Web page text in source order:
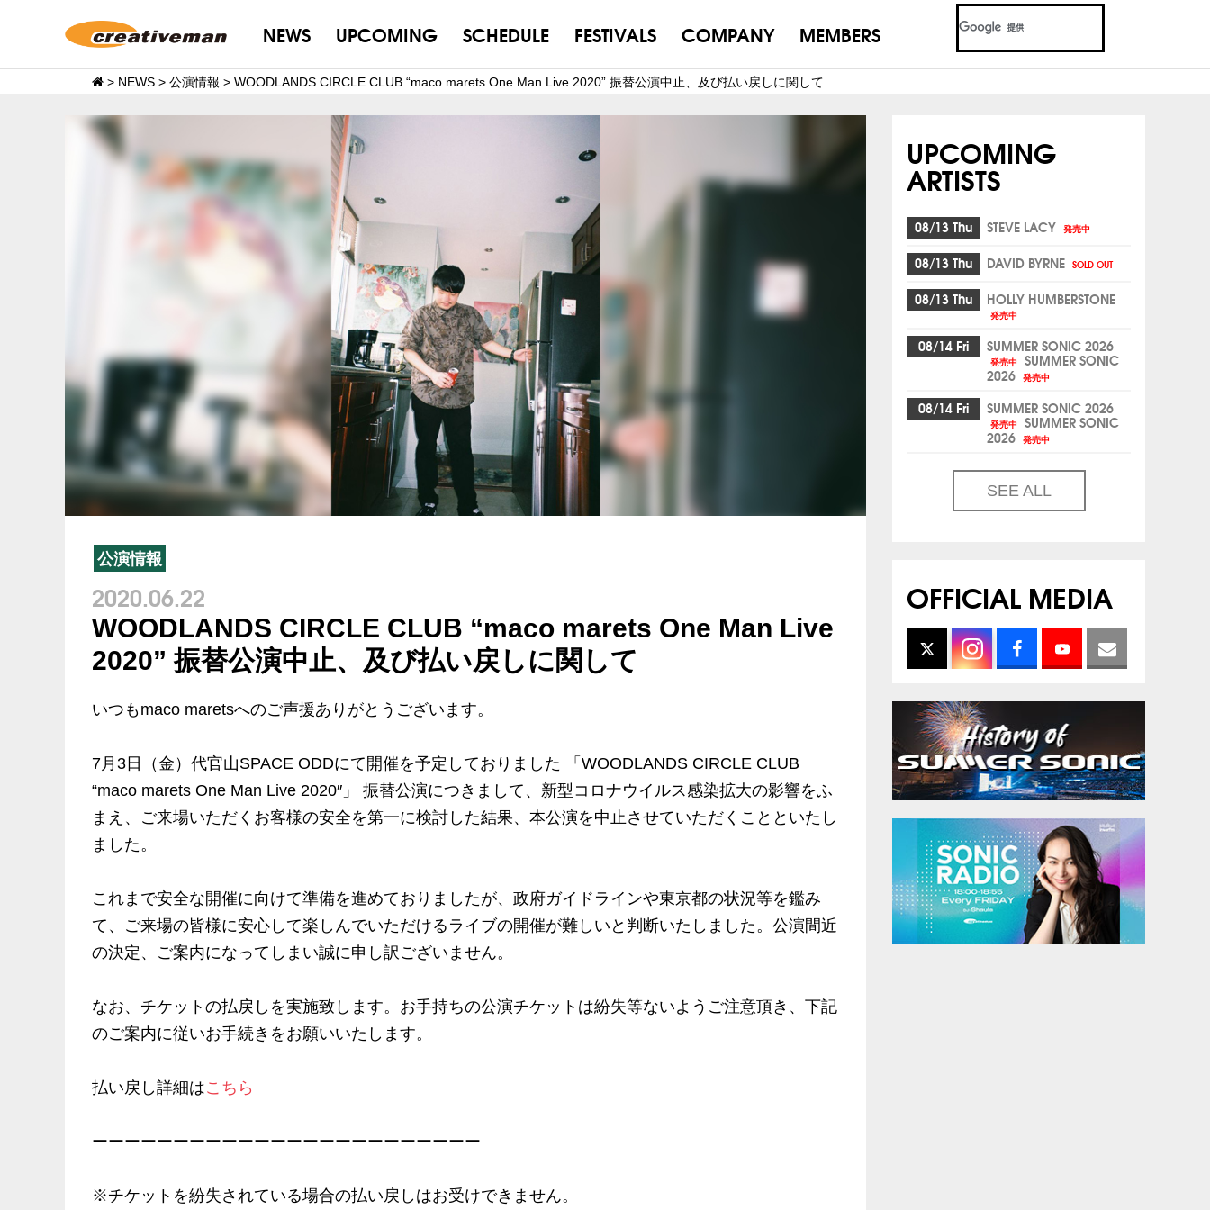
NEWS UPCOMING SCHEDULE FESTIVALS COMPANY MEMBERS
> NEWS > 公演情報 > WOODLANDS CIRCLE CLUB “maco marets One Man Live 2020” 振替公演中止、及び払い戻しに関して
公演情報
2020.06.22
WOODLANDS CIRCLE CLUB “maco marets One Man Live
2020” 振替公演中止、及び払い戻しに関して
いつもmaco maretsへのご声援ありがとうございます。
7月3日（金）代官山SPACE ODDにて開催を予定しておりました 「WOODLANDS CIRCLE CLUB
“maco marets One Man Live 2020″」 振替公演につきまして、新型コロナウイルス感染拡大の影響をふ
まえ、ご来場いただくお客様の安全を第一に検討した結果、本公演を中止させていただくことといたし
ました。
これまで安全な開催に向けて準備を進めておりましたが、政府ガイドラインや東京都の状況等を鑑み
て、ご来場の皆様に安心して楽しんでいただけるライブの開催が難しいと判断いたしました。公演間近
の決定、ご案内になってしまい誠に申し訳ございません。
なお、チケットの払戻しを実施致します。お手持ちの公演チケットは紛失等ないようご注意頂き、下記
のご案内に従いお手続きをお願いいたします。
払い戻し詳細はこちら
ーーーーーーーーーーーーーーーーーーーーーーーー
※チケットを紛失されている場合の払い戻しはお受けできません。
UPCOMING
ARTISTS
08/13 Thu STEVE LACY 発売中
08/13 Thu DAVID BYRNE SOLD OUT
08/13 Thu HOLLY HUMBERSTONE
発売中
08/14 Fri SUMMER SONIC 2026
発売中 SUMMER SONIC
2026 発売中
08/14 Fri SUMMER SONIC 2026
発売中 SUMMER SONIC
2026 発売中
SEE ALL
OFFICIAL MEDIA